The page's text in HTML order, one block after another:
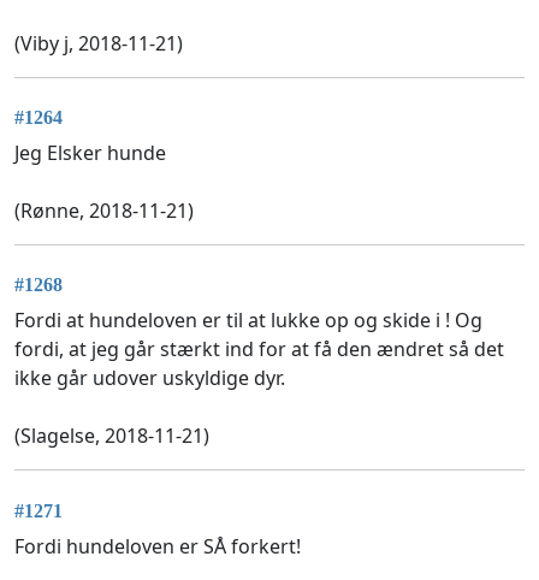
(Viby j, 2018-11-21)
#1264
Jeg Elsker hunde
(Rønne, 2018-11-21)
#1268
Fordi at hundeloven er til at lukke op og skide i ! Og
fordi, at jeg går stærkt ind for at få den ændret så det
ikke går udover uskyldige dyr.
(Slagelse, 2018-11-21)
#1271
Fordi hundeloven er SÅ forkert!